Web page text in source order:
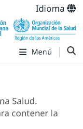
Idioma
Menú
Salud.
contener la